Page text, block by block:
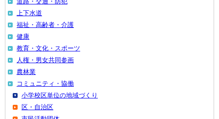
上下水道
福祉・高齢者・介護
健康
教育・文化・スポーツ
人権・男女共同参画
農林業
コミュニティ・協働
小学校区単位の地域づくり
区・自治区